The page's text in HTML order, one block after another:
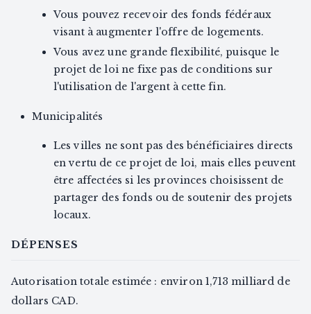
Vous pouvez recevoir des fonds fédéraux
visant à augmenter l'offre de logements.
Vous avez une grande flexibilité, puisque le
projet de loi ne fixe pas de conditions sur
l'utilisation de l'argent à cette fin.
Municipalités
Les villes ne sont pas des bénéficiaires directs
en vertu de ce projet de loi, mais elles peuvent
être affectées si les provinces choisissent de
partager des fonds ou de soutenir des projets
locaux.
DÉPENSES
Autorisation totale estimée : environ 1,713 milliard de
dollars CAD.